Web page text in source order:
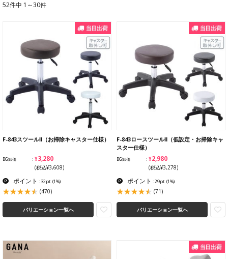
52件中 1～30件
F-843スツールⅡ（お掃除キャスター仕様）
BG卸価 ¥3,280
(税込¥3,608)
ポイント : 32pt (1%)
(470)
バリエーション一覧へ
F-843ロースツールⅡ（低設定・お掃除キャ
スター仕様）
BG卸価 ¥2,980
(税込¥3,278)
ポイント : 29pt (1%)
(71)
バリエーション一覧へ